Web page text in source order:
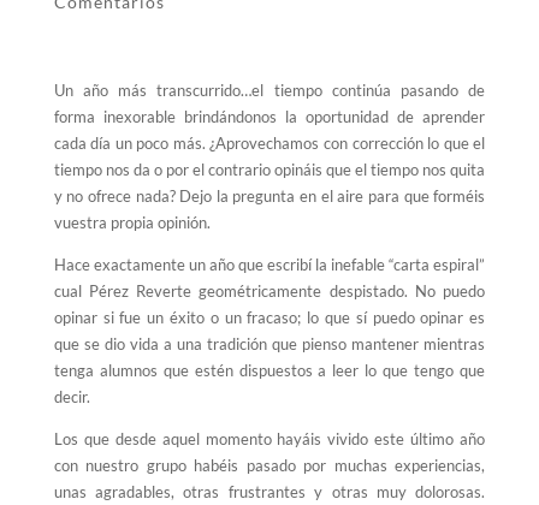
Un año más transcurrido…el tiempo continúa pasando de
forma inexorable brindándonos la oportunidad de aprender
cada día un poco más. ¿Aprovechamos con corrección lo que el
tiempo nos da o por el contrario opináis que el tiempo nos quita
y no ofrece nada? Dejo la pregunta en el aire para que forméis
vuestra propia opinión.
Hace exactamente un año que escribí la inefable “carta espiral”
cual Pérez Reverte geométricamente despistado. No puedo
opinar si fue un éxito o un fracaso; lo que sí puedo opinar es
que se dio vida a una tradición que pienso mantener mientras
tenga alumnos que estén dispuestos a leer lo que tengo que
decir.
Los que desde aquel momento hayáis vivido este último año
con nuestro grupo habéis pasado por muchas experiencias,
unas agradables, otras frustrantes y otras muy dolorosas.